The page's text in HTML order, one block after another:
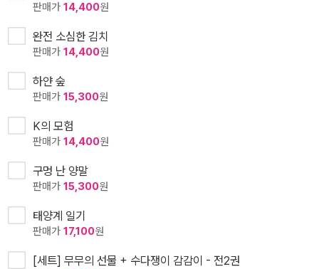
판매가 14,400원
완전 소심한 김치
판매가 14,400원
하얀 숲
판매가 15,300원
K의 모험
판매가 14,400원
구멍 난 양말
판매가 15,300원
태양계 일기
판매가 17,100원
[세트] 무무의 선물 + 수다쟁이 감감이 - 전2권